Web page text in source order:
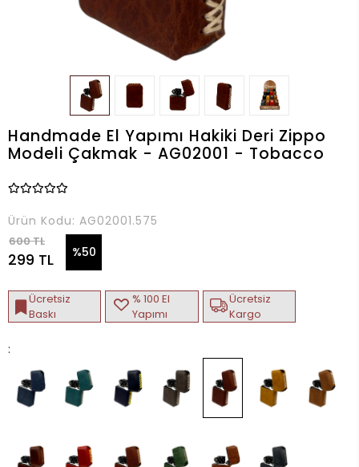
Handmade El Yapımı Hakiki Deri Zippo
Modeli Çakmak - AG02001 - Tobacco
Ürün Kodu: AG02001.575
600 TL
299 TL %50
Ücretsiz
Baskı
% 100 El
Yapımı
Ücretsiz
Kargo
: